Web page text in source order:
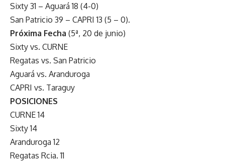
Sixty 31 – Aguará 18 (4-0)
San Patricio 39 – CAPRI 13 (5 – 0).
Próxima Fecha (5ª, 20 de junio)
Sixty vs. CURNE
Regatas vs. San Patricio
Aguará vs. Aranduroga
CAPRI vs. Taraguy
POSICIONES
CURNE 14
Sixty 14
Aranduroga 12
Regatas Rcia. 11